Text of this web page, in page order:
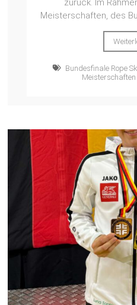
zurück. Im
Meisterschaften, des
Bundesfinale Rope